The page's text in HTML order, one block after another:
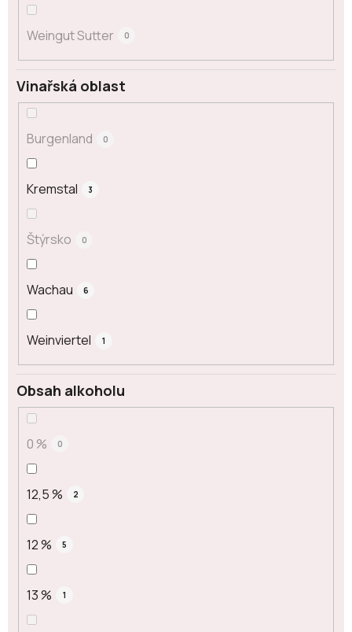
Weingut Sutter 0
Vinařská oblast
Burgenland 0
Kremstal 3
Štýrsko 0
Wachau 6
Weinviertel 1
Obsah alkoholu
0 % 0
12,5 % 2
12 % 5
13 % 1